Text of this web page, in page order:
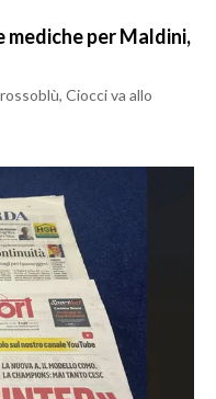
per Maldini,
Ciocci va allo